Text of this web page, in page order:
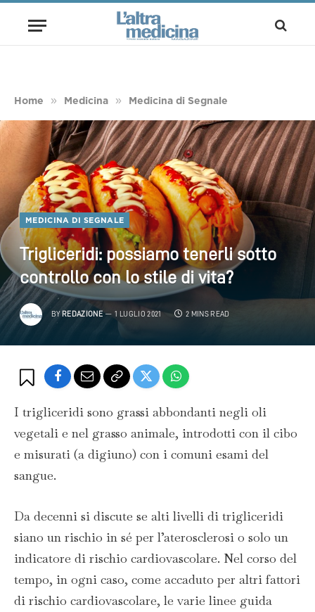
Home » Medicina » Medicina di Segnale
MEDICINA DI SEGNALE
Trigliceridi: possiamo tenerli sotto
controllo con lo stile di vita?
BY REDAZIONE 1 LUGLIO 2021 2 MINS READ
I trigliceridi sono grassi abbondanti negli oli
vegetali e nel grasso animale, introdotti con il cibo
e misurati (a digiuno) con i comuni esami del
sangue.
Da decenni si discute se alti livelli di trigliceridi
siano un rischio in sé per l’aterosclerosi o solo un
indicatore di rischio cardiovascolare. Nel corso del
tempo, in ogni caso, come accaduto per altri fattori
di rischio cardiovascolare, le varie linee guida